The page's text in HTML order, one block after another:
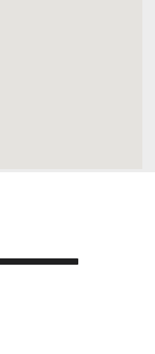
vivir, siendo apto